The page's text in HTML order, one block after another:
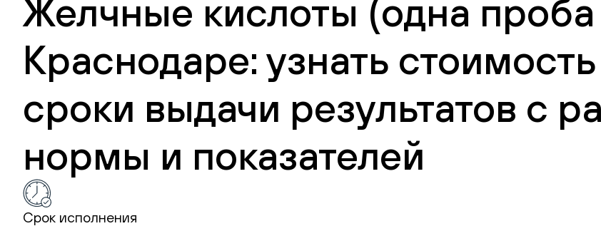
Желчные кислоты (одна
Краснодаре: узнать
сроки выдачи результатов с
нормы и показателей
Срок исполнения